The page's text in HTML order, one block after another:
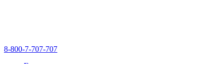
8-800-7-707-707